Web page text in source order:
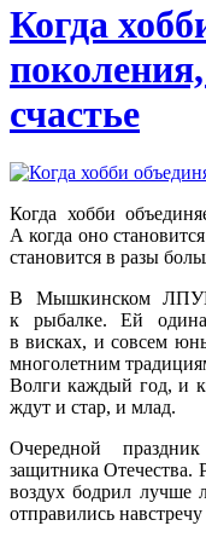
Когда
счастье
Когда хобби
А когда оно
становится в разы
В Мышкинском
к рыбалке. Ей
в висках, и совсем
многолетним
Волги каждый год, и
ждут и стар, и млад.
Очередной
защитника Отечества.
воздух бодрил
отправились